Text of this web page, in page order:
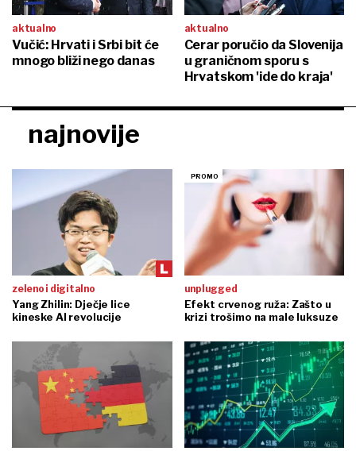
aktualno
Vučić: Hrvati i Srbi bit će
mnogo bliži nego danas
aktualno
Cerar poručio da Slovenija
u graničnom sporu s
Hrvatskom 'ide do kraja'
najnovije
zeleno i digitalno
Yang Zhilin: Dječje lice
kineske AI revolucije
unplugged
Efekt crvenog ruža: Zašto u
krizi trošimo na male luksuze